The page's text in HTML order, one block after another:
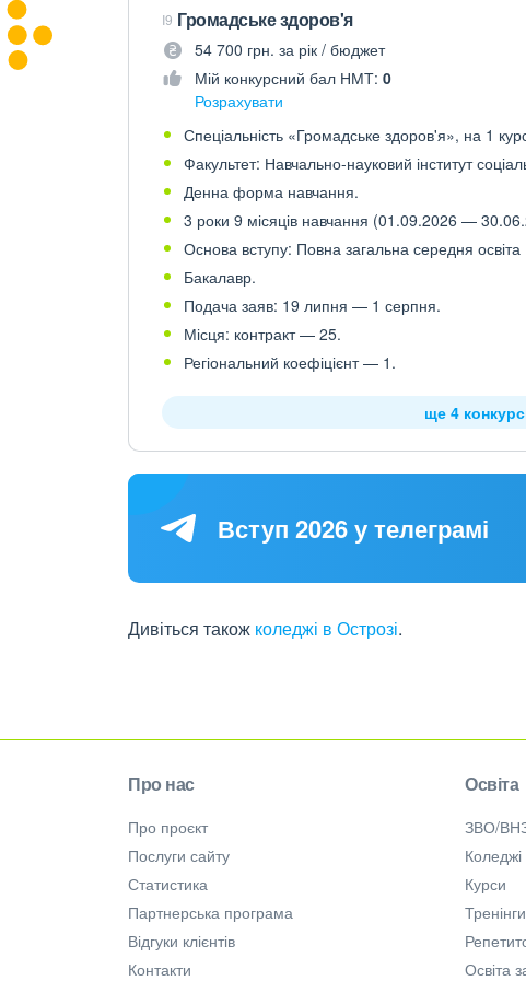
I9 Громадське здоров'я
54 700 грн. за рік / бюджет
Мій конкурсний бал НМТ: 0
Розрахувати
Спеціальність «Громадське здоров'я», на 1
Факультет: Навчально-науковий інститут
Денна форма навчання.
3 роки 9 місяців навчання (01.09.2026 —
Основа вступу: Повна загальна середня освіта
Бакалавр.
Подача заяв: 19 липня — 1 серпня.
Місця: контракт — 25.
Регіональний коефіцієнт — 1.
ще 4
Вступ 2026 у телеграмі
Дивіться також коледжі в Острозі.
Про нас
Про проєкт
Послуги сайту
Статистика
Партнерська програма
Відгуки клієнтів
Контакти
Освіта
ЗВО/
Коледжі
Курси
Тренінги
Освіта